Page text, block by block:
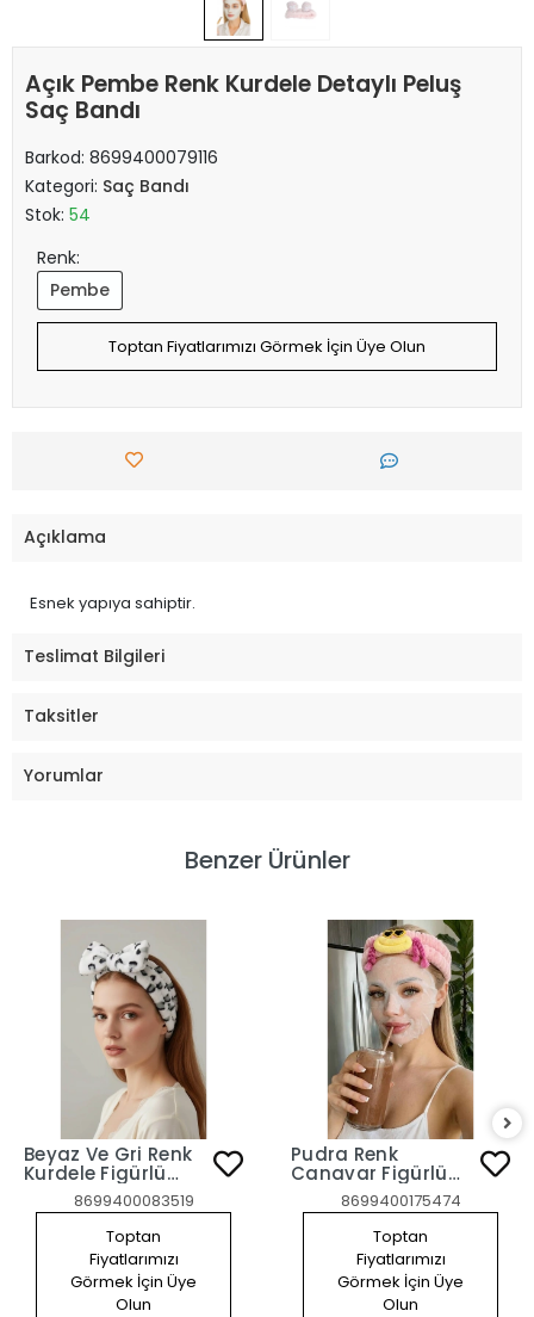
Açık Pembe Renk Kurdele Detaylı Peluş
Saç Bandı
Barkod: 8699400079116
Kategori: Saç Bandı
Stok: 54
Renk:
Pembe
Toptan Fiyatlarımızı Görmek İçin Üye Olun
Açıklama
Esnek yapıya sahiptir.
Teslimat Bilgileri
Taksitler
Yorumlar
Benzer Ürünler
Beyaz Ve Gri Renk
Kurdele Figürlü
Leopar Desenli Saç
Bandı8699400083519
Toptan
Fiyatlarımızı
Görmek İçin Üye
Olun
Pudra Renk
Canavar Figürlü
Peluş Saç Bandı
8699400175474
Toptan
Fiyatlarımızı
Görmek İçin Üye
Olun